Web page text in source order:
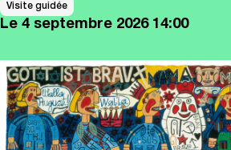
Visite guidée
Le 4 septembre 2026 14:00